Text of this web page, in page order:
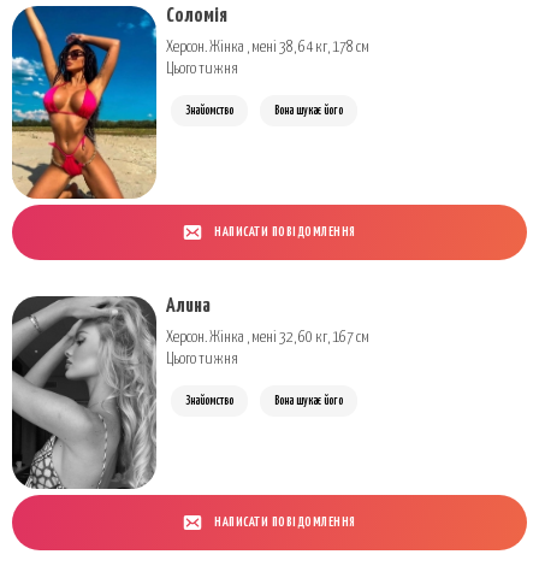
Соломія
Херсон. Жінка , мені 38, 64 кг, 178 см
Цього тижня
Знайомство Вона шукає його
НАПИСАТИ ПОВІДОМЛЕННЯ
Алина
Херсон. Жінка , мені 32, 60 кг, 167 см
Цього тижня
Знайомство Вона шукає його
НАПИСАТИ ПОВІДОМЛЕННЯ